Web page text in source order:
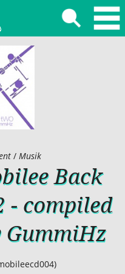
/ Musik
Back
- compiled
GummiHz